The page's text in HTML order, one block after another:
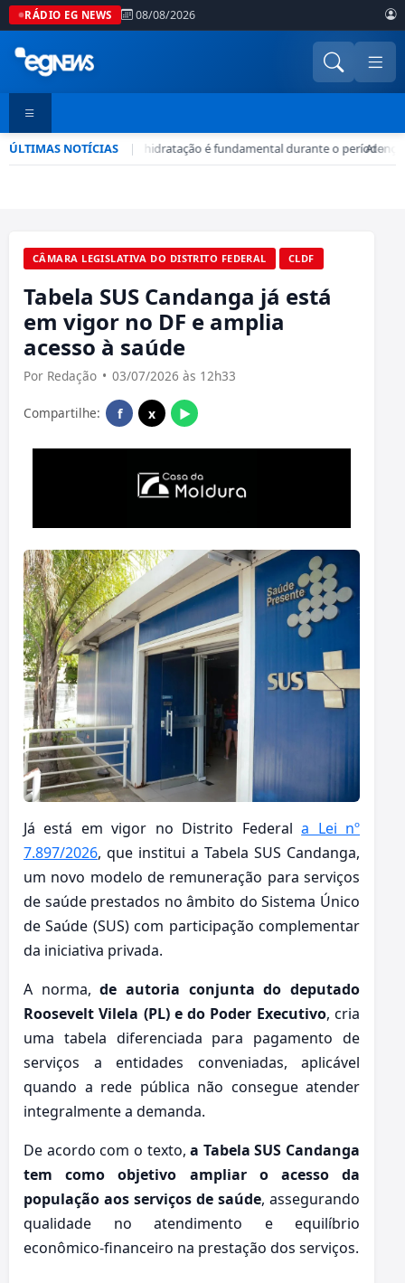
RÁDIO EG NEWS 08/08/2026
ÚLTIMAS NOTÍCIAS |
Seca no DF: hidratação é fundamental durante o período
•
CÂMARA LEGISLATIVA DO DISTRITO FEDERAL CLDF
Tabela SUS Candanga já está
em vigor no DF e amplia
acesso à saúde
Por Redação • 03/07/2026 às 12h33
Compartilhe: f x ▶
Já está em vigor no Distrito Federala Lei nº
7.897/2026, que institui a Tabela SUS Candanga,
um novo modelo de remuneração para serviços
de saúde prestados no âmbito do Sistema Único
de Saúde (SUS) com participação complementar
da iniciativa privada.
A norma,de autoria conjunta do deputado
Roosevelt Vilela (PL) e do Poder Executivo, cria
uma tabela diferenciada para pagamento de
serviços a entidades conveniadas, aplicável
quando a rede pública não consegue atender
integralmente a demanda.
De acordo com o texto,a Tabela SUS Candanga
tem como objetivo ampliar o acesso da
população aos serviços de saúde, assegurando
qualidade no atendimento e equilíbrio
econômico-financeiro na prestação dos serviços.